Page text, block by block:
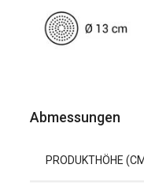
Abmessungen
PRODUKTHÖHE